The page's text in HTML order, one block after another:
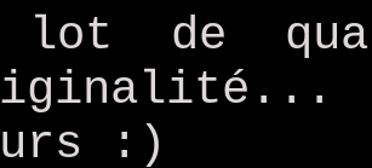
lot de
:)